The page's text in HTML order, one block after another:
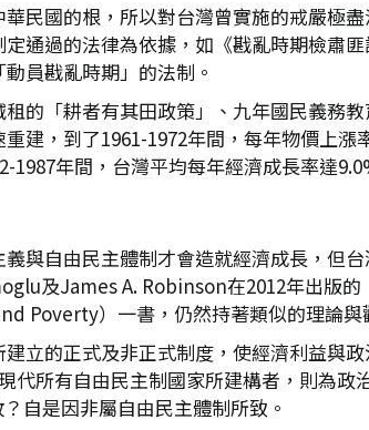
民國的根，所以對台灣曾實施的戒嚴極
通過的法律為依據，如《戡亂時期檢肅
員戡亂時期」的法制。
的「耕者有其田政策」、九年國民義務
建，到了1961-1972年間，每年物價上
1987年間，台灣平均每年經濟成長率達
與自由民主體制才會造就經濟成長，但
及James A. Robinson在2012年出版
Poverty）一書，仍然持著類似的理論與
立的正式及非正式制度，使經濟利益與
所有自由民主制國家所建構者，則為
自是因非屬自由民主體制所致。